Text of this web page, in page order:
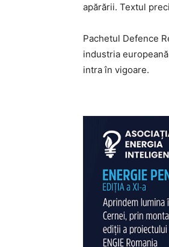
apărării. Textul
Pachetul Defence
industria
intra în vigoare.